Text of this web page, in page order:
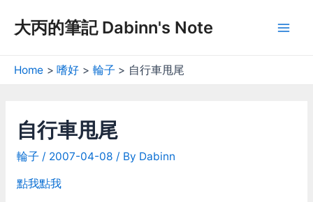
大丙的筆記 Dabinn's Note
Home 嗜好 輪子 自行車甩尾
自行車甩尾
輪子 / 2007-04-08 / By Dabinn
點我點我